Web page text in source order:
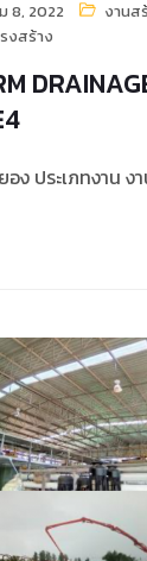
8, 2022
งานส
งสร้าง
อง ประเภทงาน ง